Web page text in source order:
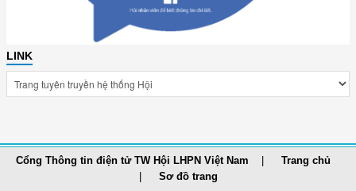
LINK
Cổng Thông tin điện tử TW Hội LHPN Việt Nam
Trang chủ
Sơ đồ trang